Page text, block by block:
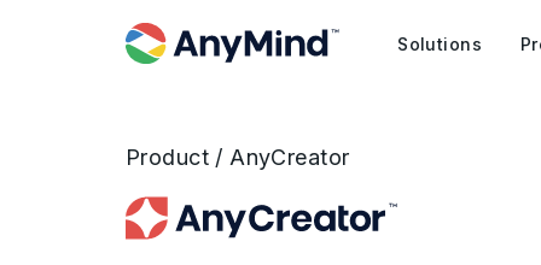
Solutions
Product / AnyCreator